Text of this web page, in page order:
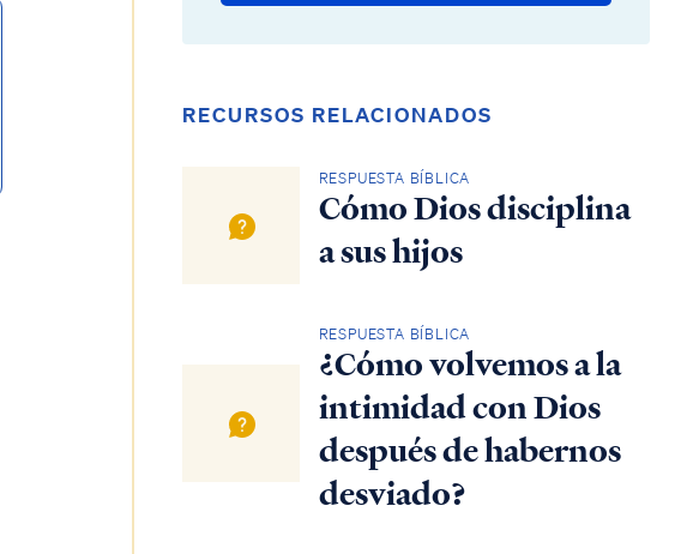
RECURSOS RELACIONADOS
RESPUESTA BÍBLICA
Cómo Dios disciplina
a sus hijos
RESPUESTA BÍBLICA
¿Cómo volvemos a la
intimidad con Dios
después de habernos
desviado?